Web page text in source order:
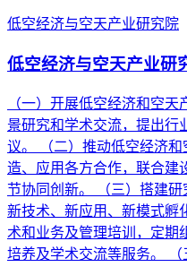
低空经济与空天产业研究院
低空经济与空天产业研
（一）开展低空经济和空
景研究和学术交流，提出行
议。 （二）推动低空经济
造、应用各方合作，联合建
节协同创新。 （三）搭建
新技术、新应用、新模式孵
术和业务及管理培训，定期
培养及学术交流等服务。